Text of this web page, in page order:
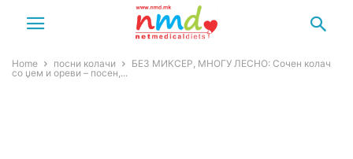
Home посни колачи
БЕЗ МИКСЕР, МНОГУ ЛЕСНО: Сочен колач
со џем и ореви – посен,...